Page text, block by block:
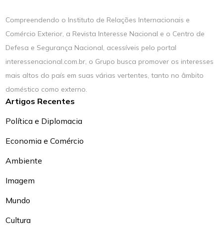
Compreendendo o Instituto de Relações Internacionais e
Comércio Exterior, a Revista Interesse Nacional e o Centro de
Defesa e Segurança Nacional, acessíveis pelo portal
interessenacional.com.br, o Grupo busca promover os interesses
mais altos do país em suas várias vertentes, tanto no âmbito
doméstico como externo.
Artigos Recentes
Política e Diplomacia
Economia e Comércio
Ambiente
Imagem
Mundo
Cultura